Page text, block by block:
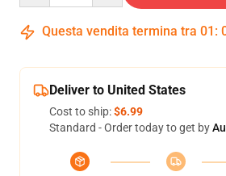
Questa vendita termina tra 01 :
Deliver to United States
Cost to ship:$6.99
Standard - Order today to get by